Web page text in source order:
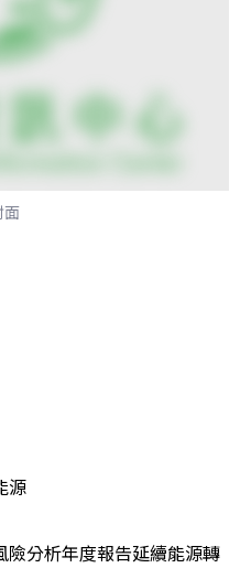
面
源
分析年度報告延續能源轉